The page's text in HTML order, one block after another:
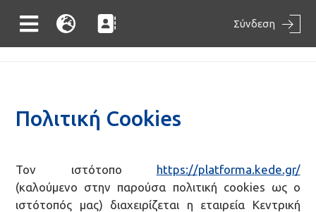
Σύνδεση
Πολιτική Cookies
Τον ιστότοπο https://platforma.kede.gr/
(καλούμενο στην παρούσα πολιτική cookies ως ο
ιστότοπός μας) διαχειρίζεται η εταιρεία Κεντρική